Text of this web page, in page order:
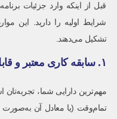
قبل از اینکه وارد جزئیات
شرایط اولیه را دارید. این
تشکیل می‌دهند.
۱. سابقه کاری معتبر و قابل اثبات
تمام‌وقت (یا معادل آن به‌صورت